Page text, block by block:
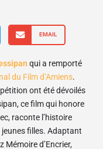
EMAIL
qui a remporté
du Film d’Amiens.
ont été dévoilés
ce film qui honore
raconte l’histoire
jeunes filles. Adaptant
Mémoire d’Encrier,